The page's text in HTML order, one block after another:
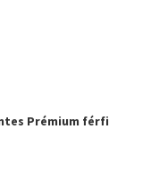
Prémium férfi